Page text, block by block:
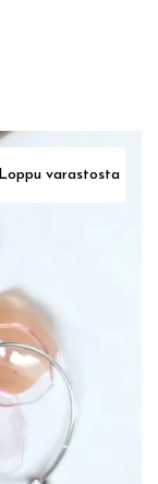
Loppu varastosta